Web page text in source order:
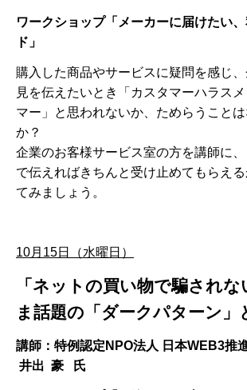
ワークショップ「メーカーに届けたい
ド」
購入した商品やサービスに疑問を感じ
見を伝えたいとき「カスタマーハラス
マー」と思われないか、ためらうこと
か？
企業のお客様サービス室の方を講師に
で伝えればきちんと受け止めてもらえる
てみましょう。
10月15日（水曜日）
「ネットの買い物で騙され
ま話題の「ダークパターン」
講師：特例認定NPO法人 日本WEB3推
井出 豪 氏